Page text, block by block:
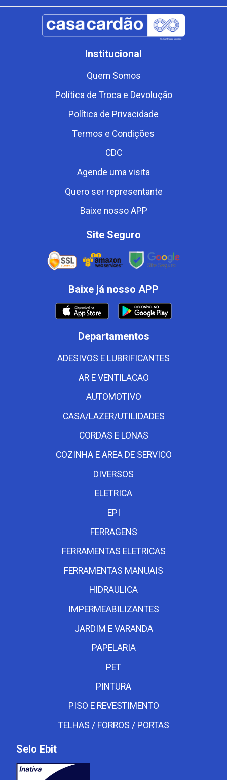
Institucional
Quem Somos
Política de Troca e Devolução
Política de Privacidade
Termos e Condições
CDC
Agende uma visita
Quero ser representante
Baixe nosso APP
Site Seguro
Baixe já nosso APP
Departamentos
ADESIVOS E LUBRIFICANTES
AR E VENTILACAO
AUTOMOTIVO
CASA/LAZER/UTILIDADES
CORDAS E LONAS
COZINHA E AREA DE SERVICO
DIVERSOS
ELETRICA
EPI
FERRAGENS
FERRAMENTAS ELETRICAS
FERRAMENTAS MANUAIS
HIDRAULICA
IMPERMEABILIZANTES
JARDIM E VARANDA
PAPELARIA
PET
PINTURA
PISO E REVESTIMENTO
TELHAS / FORROS / PORTAS
Selo Ebit